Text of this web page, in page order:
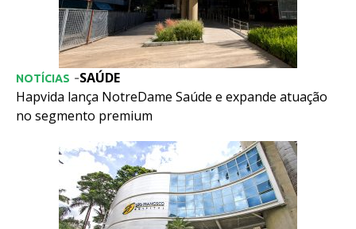
SAÚDE
NOTÍCIAS -
Hapvida lança NotreDame Saúde e expande atuação
no segmento premium